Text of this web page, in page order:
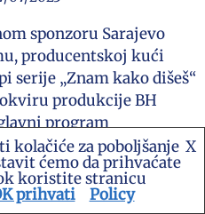
sponzoru Sarajevo
producentskoj kući
serije „Znam kako dišeš“
produkcije BH
program
Read More »
kolačiće za poboljšanje
ćemo da prihvaćate
koristite stranicu
X
prihvati Policy